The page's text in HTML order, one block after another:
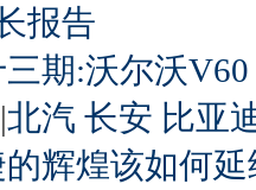
报告
期:沃尔沃
|北汽 长安 比亚
辉煌该如何延